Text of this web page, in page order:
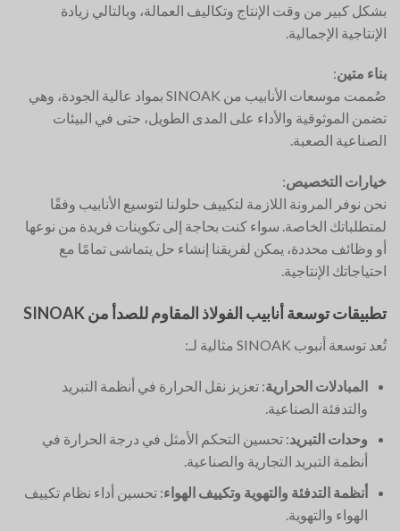
بشكل كبير من وقت الإنتاج وتكاليف العمالة، وبالتالي زيادة
الإنتاجية الإجمالية.
بناء متين:
صُممت موسعات الأنابيب من SINOAK بمواد عالية الجودة، وهي
تضمن الموثوقية والأداء على المدى الطويل، حتى في البيئات
الصناعية الصعبة.
خيارات التخصيص:
نحن نوفر المرونة اللازمة لتكييف حلولنا لتوسيع الأنابيب وفقًا
لمتطلباتك الخاصة. سواء كنت بحاجة إلى تكوينات فريدة من نوعها
أو وظائف محددة، يمكن لفريقنا إنشاء حل يتماشى تمامًا مع
احتياجاتك الإنتاجية.
تطبيقات توسعة أنابيب الفولاذ المقاوم للصدأ من SINOAK
تُعد توسعة أنبوب SINOAK مثالية لـ:
المبادلات الحرارية: تعزيز نقل الحرارة في أنظمة التبريد
والتدفئة الصناعية.
وحدات التبريد: تحسين التحكم الأمثل في درجة الحرارة في
أنظمة التبريد التجارية والصناعية.
أنظمة التدفئة والتهوية وتكييف الهواء: تحسين أداء نظام تكييف
الهواء والتهوية.